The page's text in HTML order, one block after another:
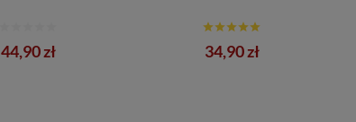
Cena
44,90 zł Cena
34,90 zł